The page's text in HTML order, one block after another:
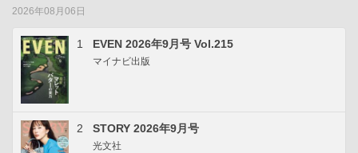
2026年08月06日
1 EVEN 2026年9月号 Vol.215
マイナビ出版
2 STORY 2026年9月号
光文社